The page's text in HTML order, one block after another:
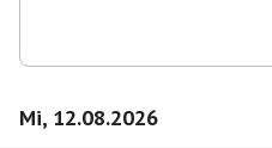
Mi, 12.08.2026